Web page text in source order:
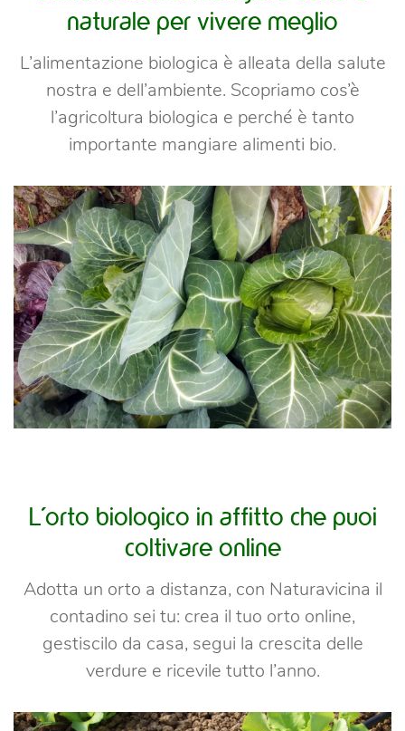
naturale per vivere meglio
L’alimentazione biologica è alleata della salute
nostra e dell’ambiente. Scopriamo cos’è
l’agricoltura biologica e perché è tanto
importante mangiare alimenti bio.
L’orto biologico in affitto che puoi
coltivare online
Adotta un orto a distanza, con Naturavicina il
contadino sei tu: crea il tuo orto online,
gestiscilo da casa, segui la crescita delle
verdure e ricevile tutto l’anno.